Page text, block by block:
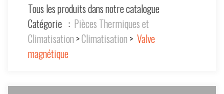
Tous les produits dans notre catalogue
Catégorie : Pièces Thermiques et
Climatisation >Climatisation > Valve
magnétique